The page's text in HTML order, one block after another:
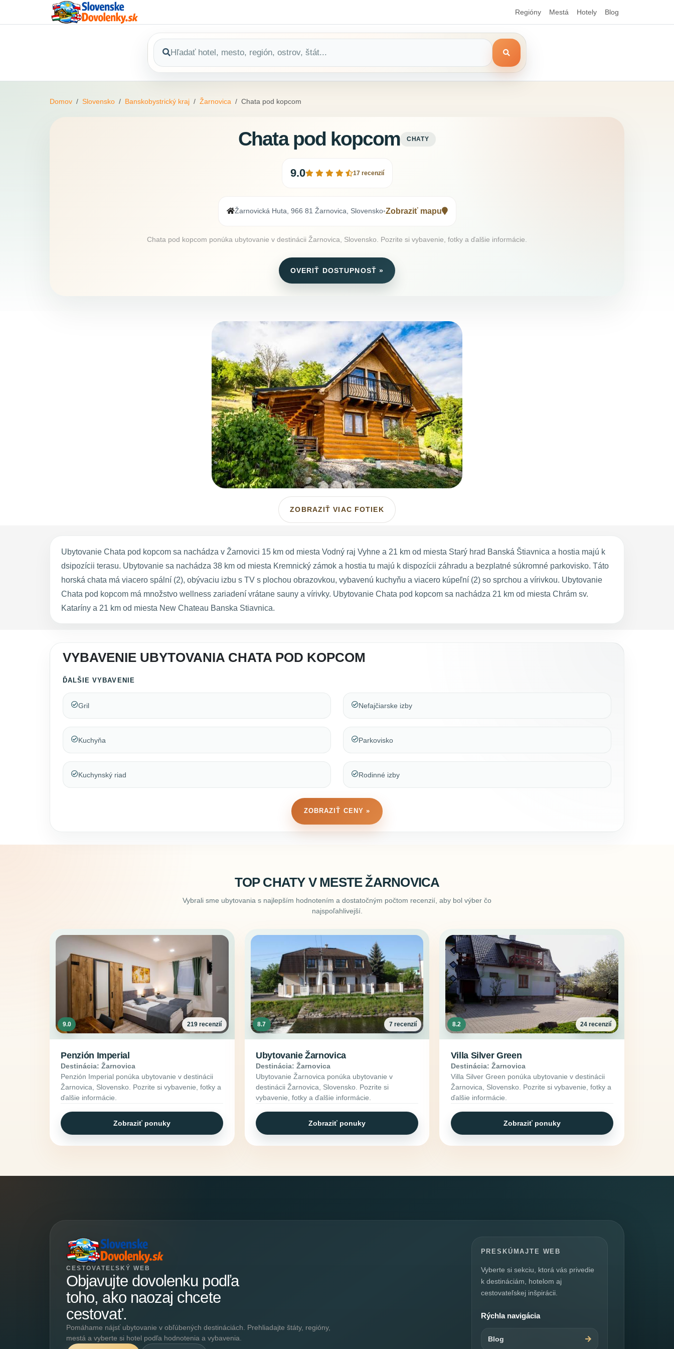
Regióny Mestá Hotely Blog
Domov Slovensko Banskobystrický kraj Žarnovica Chata pod kopcom
Chata pod kopcom CHATY
9.0 17 recenzií
Žarnovická Huta, 966 81 Žarnovica, Slovensko•Zobraziť mapu
Chata pod kopcom ponúka ubytovanie v destinácii Žarnovica, Slovensko. Pozrite si vybavenie, fotky a ďalšie informácie.
OVERIŤ DOSTUPNOSŤ »
ZOBRAZIŤ VIAC FOTIEK
Ubytovanie Chata pod kopcom sa nachádza v Žarnovici 15 km od miesta Vodný raj Vyhne a 21 km od miesta Starý hrad Banská Štiavnica a hostia majú k
dsipozícii terasu. Ubytovanie sa nachádza 38 km od miesta Kremnický zámok a hostia tu majú k dispozícii záhradu a bezplatné súkromné parkovisko. Táto
horská chata má viacero spální (2), obývaciu izbu s TV s plochou obrazovkou, vybavenú kuchyňu a viacero kúpeľní (2) so sprchou a vírivkou. Ubytovanie
Chata pod kopcom má množstvo wellness zariadení vrátane sauny a vírivky. Ubytovanie Chata pod kopcom sa nachádza 21 km od miesta Chrám sv.
Kataríny a 21 km od miesta New Chateau Banska Stiavnica.
VYBAVENIE UBYTOVANIA CHATA POD KOPCOM
ĎALŠIE VYBAVENIE
Gril
Kuchyňa
Kuchynský riad
Nefajčiarske izby
Parkovisko
Rodinné izby
ZOBRAZIŤ CENY »
TOP CHATY V MESTE ŽARNOVICA
Vybrali sme ubytovania s najlepším hodnotením a dostatočným počtom recenzií, aby bol výber čo
najspoľahlivejší.
9.0 219 recenzií
Penzión Imperial
Destinácia: Žarnovica
Penzión Imperial ponúka ubytovanie v destinácii
Žarnovica, Slovensko. Pozrite si vybavenie, fotky a
ďalšie informácie.
Zobraziť ponuky
8.7 7 recenzií
Ubytovanie Žarnovica
Destinácia: Žarnovica
Ubytovanie Žarnovica ponúka ubytovanie v
destinácii Žarnovica, Slovensko. Pozrite si
vybavenie, fotky a ďalšie informácie.
Zobraziť ponuky
8.2 24 recenzií
Villa Silver Green
Destinácia: Žarnovica
Villa Silver Green ponúka ubytovanie v destinácii
Žarnovica, Slovensko. Pozrite si vybavenie, fotky a
ďalšie informácie.
Zobraziť ponuky
CESTOVATEĽSKÝ WEB
Objavujte dovolenku podľa
toho, ako naozaj chcete
cestovať.
Pomáhame nájsť ubytovanie v obľúbených destináciách. Prehliadajte štáty, regióny,
mestá a vyberte si hotel podľa hodnotenia a vybavenia.
PRESKÚMAJTE WEB
Vyberte si sekciu, ktorá vás privedie
k destináciám, hotelom aj
cestovateľskej inšpirácii.
Rýchla navigácia
Blog